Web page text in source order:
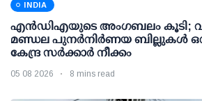
INDIA
എന്‍ഡിഎയുടെ അംഗബലം കൂടി;
മണ്ഡല പുനര്‍നിര്‍ണയ ബില്ലുകള്‍
കേന്ദ്ര സര്‍ക്കാര്‍ നീക്കം
05 08 2026 8 mins read